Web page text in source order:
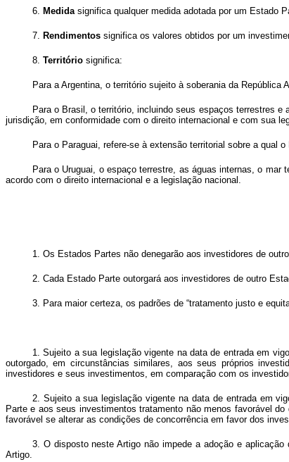
6. Medida significa qualquer medida adotada por um Estado
7. Rendimentossignifica os valores obtidos por um
8. Territóriosignifica:
Para a Argentina, o território sujeito à soberania da
Para o Brasil, o território, incluindo seus espaços terrestres
jurisdição, em conformidade com o direito internacional e com sua
Para o Paraguai, refere-se à extensão territorial sobre a qual
Para o Uruguai, o espaço terrestre, as águas internas, o
acordo com o direito internacional e a legislação nacional.
1. Os Estados Partes não denegarão aos investidores de
2. Cada Estado Parte outorgará aos investidores de outro
3. Para maior certeza, os padrões de “tratamento justo e
1. Sujeito a sua legislação vigente na data de entrada em
outorgado, em circunstâncias similares, aos seus próprios
investidores e seus investimentos, em comparação com os
2. Sujeito a sua legislação vigente na data de entrada em
Parte e aos seus investimentos tratamento não menos favorável
favorável se alterar as condições de concorrência em favor dos
3. O disposto neste Artigo não impede a adoção e
Artigo.